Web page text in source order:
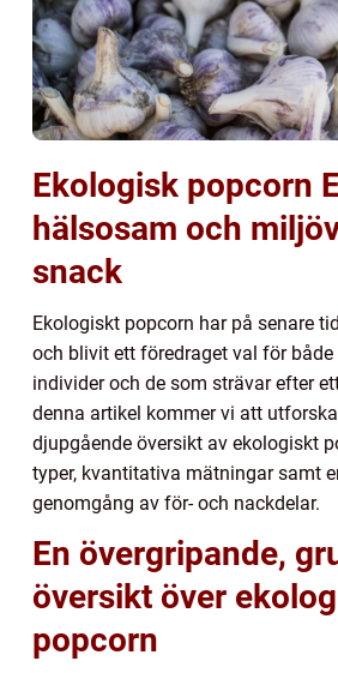
Ekologisk popcorn
hälsosam och
snack
Ekologiskt popcorn har på senare
och blivit ett föredraget val för
individer och de som strävar efter
denna artikel kommer vi att
djupgående översikt av ekologiskt
typer, kvantitativa mätningar samt
genomgång av för- och nackdelar.
En övergripande,
översikt över
popcorn